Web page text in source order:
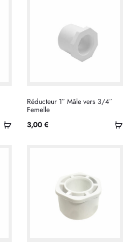
Ajouter
Réducteur 1″ Mâle vers 3/4″
Femelle
3,00 €